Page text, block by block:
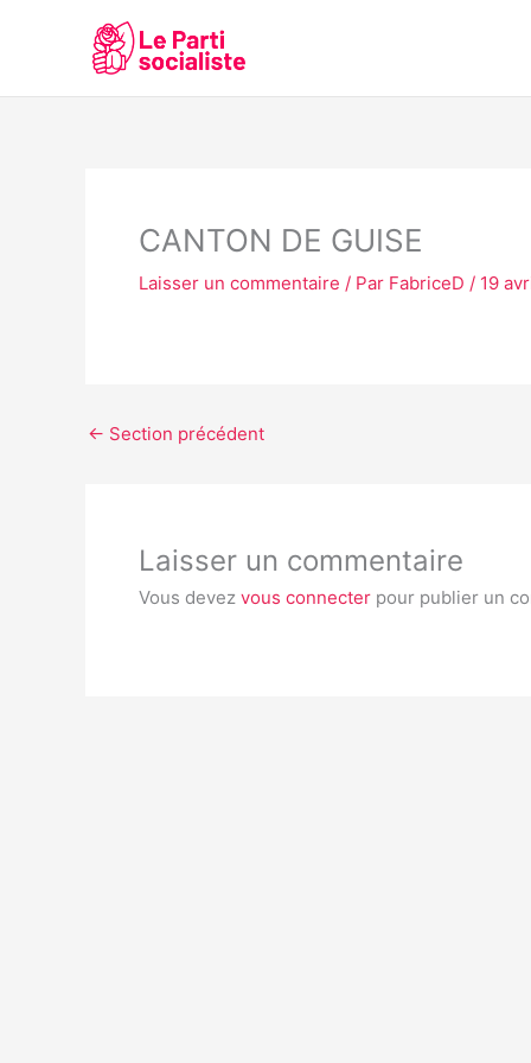
CANTON DE GUISE
Laisser un commentaire / Par FabriceD / 19
← Section précédent
Laisser un commentaire
Vous devez vous connecter pour publier un